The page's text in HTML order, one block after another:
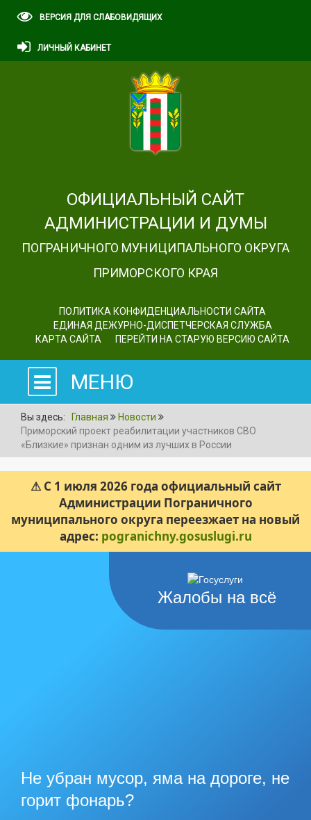
ВЕРСИЯ ДЛЯ СЛАБОВИДЯЩИХ
ЛИЧНЫЙ КАБИНЕТ
ОФИЦИАЛЬНЫЙ САЙТ
АДМИНИСТРАЦИИ И ДУМЫ
ПОГРАНИЧНОГО МУНИЦИПАЛЬНОГО ОКРУГА
ПРИМОРСКОГО КРАЯ
ПОЛИТИКА КОНФИДЕНЦИАЛЬНОСТИ САЙТА
ЕДИНАЯ ДЕЖУРНО-ДИСПЕТЧЕРСКАЯ СЛУЖБА
КАРТА САЙТА
ПЕРЕЙТИ НА СТАРУЮ ВЕРСИЮ САЙТА
МЕНЮ
Вы здесь: Главная
Новости
Приморский проект реабилитации участников СВО
«Близкие» признан одним из лучших в России
⚠ С 1 июля 2026 года официальный сайт
Администрации Пограничного
муниципального округа переезжает на новый
адрес: pogranichny.gosuslugi.ru
Жалобы на всё
Не убран мусор, яма на дороге, не
горит фонарь?